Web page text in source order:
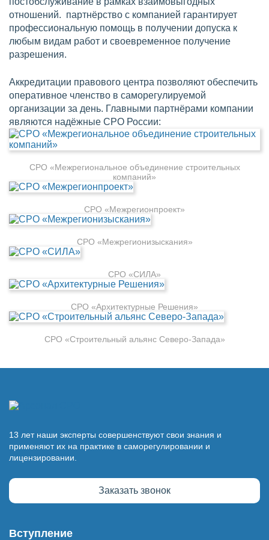
отношений. партнёрство с компанией гарантирует
профессиональную помощь в получении допуска к
любым видам работ и своевременное получение
разрешения.
Аккредитации правового центра позволяют обеспечить
оперативное членство в саморегулируемой
организации за день. Главными партнёрами компании
являются надёжные СРО России:
СРО «Межрегиональное объединение строительных
компаний»
СРО «Межрегионпроект»
СРО «Межрегионизыскания»
СРО «СИЛА»
СРО «Архитектурные Решения»
СРО «Строительный альянс Северо-Запада»
13 лет наши эксперты совершенствуют свои знания и
применяют их на практике в саморегулировании и
лицензировании.
Заказать звонок
Вступление